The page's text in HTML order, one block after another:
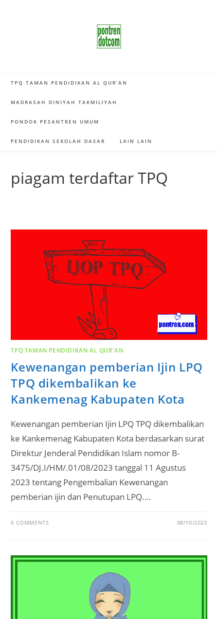
TPQ TAMAN PENDIDIKAN AL QUR’AN
MADRASAH DINIYAH TAKMILIYAH
PONDOK PESANTREN UMUM
PENDIDIKAN SEKOLAH DASAR LAIN LAIN
piagam terdaftar TPQ
TPQ TAMAN PENDIDIKAN AL QUR'AN
Kewenangan pemberian Ijin LPQ
TPQ dikembalikan ke
Kankemenag Kabupaten Kota
Kewenangan pemberian Ijin LPQ TPQ dikembalikan
ke Kankemenag Kabupaten Kota berdasarkan surat
Direktur Jenderal Pendidikan Islam nomor B-
3475/DJ.I/HM/.01/08/2023 tanggal 11 Agustus
2023 tentang Pengembalian Kewenangan
pemberian ijin dan Penutupan LPQ.…
0 COMMENTS 08/10/2023